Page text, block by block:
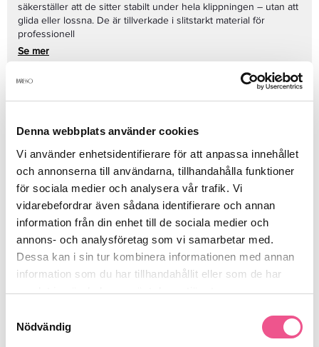
Denna webbplats använder cookies
Vi använder enhetsidentifierare för att anpassa innehållet
och annonserna till användarna, tillhandahålla funktioner
för sociala medier och analysera vår trafik. Vi
vidarebefordrar även sådana identifierare och annan
information från din enhet till de sociala medier och
annons- och analysföretag som vi samarbetar med.
Dessa kan i sin tur kombinera informationen med annan
information som du har tillhandahållit eller som de har
samlat in när du har använt deras tjänster.
Nödvändig
säkerställer att de sitter stabilt under hela klippningen – utan att
glida eller lossna. De är tillverkade i slitstarkt material för
professionell
Se mer
Recensioner
Finns i:
Frisörshop Klippmaskiner
Skär
Elverktyg & Klippmaskiner